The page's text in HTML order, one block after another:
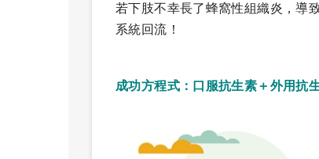
若下肢不幸長了蜂窩性組織炎，導
系統回流！
成功方程式：口服抗生素＋外用抗